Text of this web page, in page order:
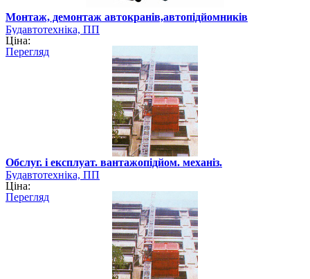
Монтаж, демонтаж автокранів,автопідйомників
Будавтотехніка, ПП
Ціна:
Перегляд
Обслуг. і експлуат. вантажопідйом. механіз.
Будавтотехніка, ПП
Ціна:
Перегляд